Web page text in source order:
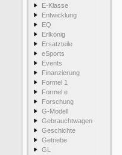
E-Klasse
Entwicklung
EQ
Erlkönig
Ersatzteile
eSports
Events
Finanzierung
Formel 1
Formel e
Forschung
G-Modell
Gebrauchtwagen
Geschichte
Getriebe
GL